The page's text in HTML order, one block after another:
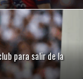
para salir de la